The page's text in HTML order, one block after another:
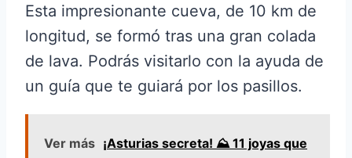
Esta impresionante cueva, de 10 km de
longitud, se formó tras una gran colada
de lava. Podrás visitarlo con la ayuda de
un guía que te guiará por los pasillos.
Ver más ¡Asturias secreta! ⛰️ 11 joyas que